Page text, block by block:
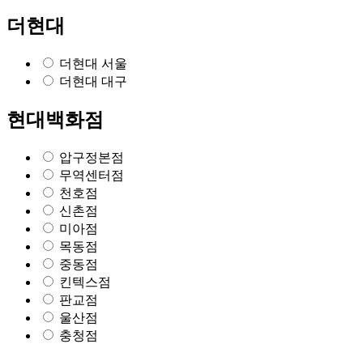
더현대
더현대 서울
더현대 대구
현대백화점
압구정본점
무역센터점
천호점
신촌점
미아점
목동점
중동점
킨텍스점
판교점
울산점
충청점